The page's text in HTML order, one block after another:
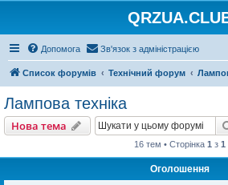
Допомога Зв'язок з адміністрацією
Список форумів Технічний форум
Лампова техніка
Нова тема
16 тем • Сторінка 1 з 1
Оголошення